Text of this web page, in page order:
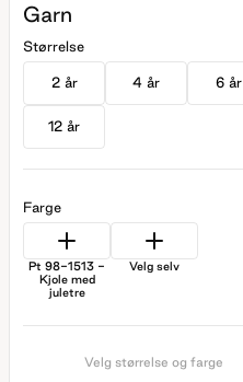
Garn
Størrelse
2 år 4 år 6 år
12 år
Farge
Pt 98-1513 -
Kjole med
juletre
Velg selv
Velg størrelse og farge